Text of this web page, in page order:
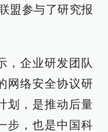
盟参与了研究报
，企业研发团队
网络安全协议研
划，是推动后量
步，也是中国科